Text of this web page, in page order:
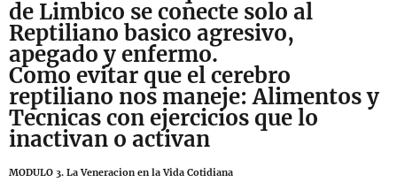
de Limbico se conecte solo al
Reptiliano basico agresivo,
apegado y enfermo.
Como evitar que el cerebro
reptiliano nos maneje: Alimentos y
Tecnicas con ejercicios que lo
inactivan o activan
MODULO 3. La Veneracion en la Vida Cotidiana